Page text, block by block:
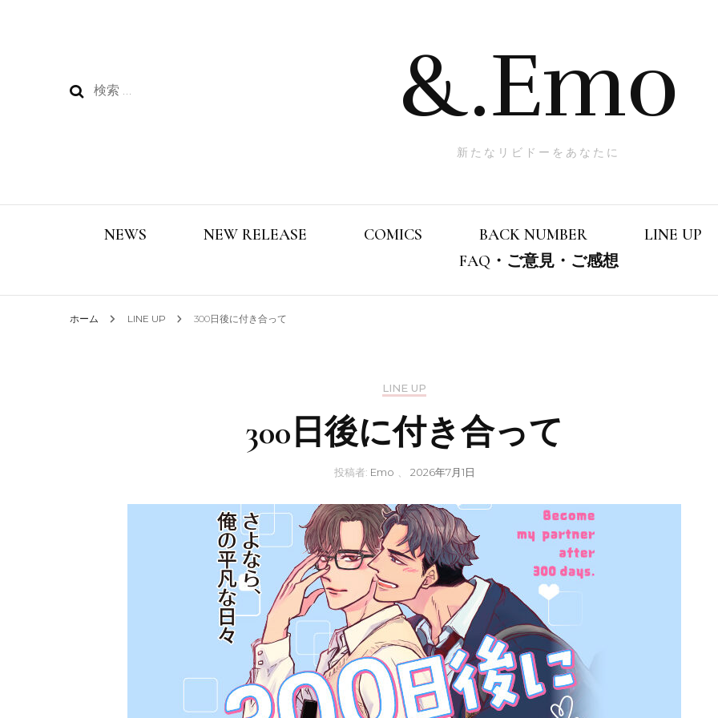
検
&.Emo
新たなリビドーをあなたに
NEWS NEW RELEASE COMICS BACK NUMBER LINE UP
FAQ・ご意見・ご感想
ホーム LINE UP 300日後に付き合って
LINE UP
300日後に付き合って
投稿者: Emo 2026年7月1日